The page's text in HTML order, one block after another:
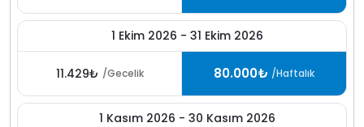
1 Ekim 2026 - 31 Ekim 2026
11.429₺ /Gecelik 80.000₺ /Haftalık
1 Kasım 2026 - 30 Kasım 2026